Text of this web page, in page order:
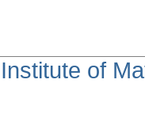
Institute of